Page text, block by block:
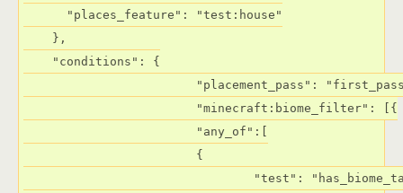
      "places_feature": "test:house"
    },
    "conditions": {